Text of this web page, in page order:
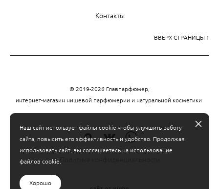
Контакты
ВВЕРХ СТРАНИЦЫ ↑
© 2019-2026 Главпарфюмер,
интернет-магазин нишевой парфюмерии и натуральной косметики
Наш сайт использует файлы cookie чтобы улучшить работу
сайта, повысить его эффективность и удобство. Продолжая
использовать сайт, вы соглашаетесь на использование
файлов cookie.
Хорошо